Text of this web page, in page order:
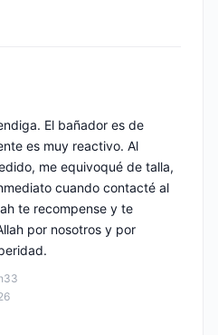
El bañador es de
es muy reactivo. Al
me equivoqué de talla,
cuando contacté al
te recompense y te
por nosotros y por